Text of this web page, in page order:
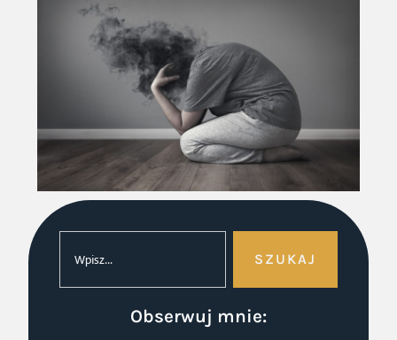
SZUKAJ
Obserwuj mnie: